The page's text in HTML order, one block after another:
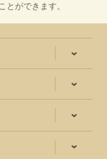
とができます。